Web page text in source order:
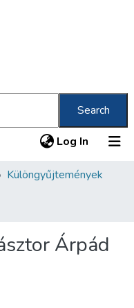
Search
Log In (current)
Különgyűjtemények
Árpád